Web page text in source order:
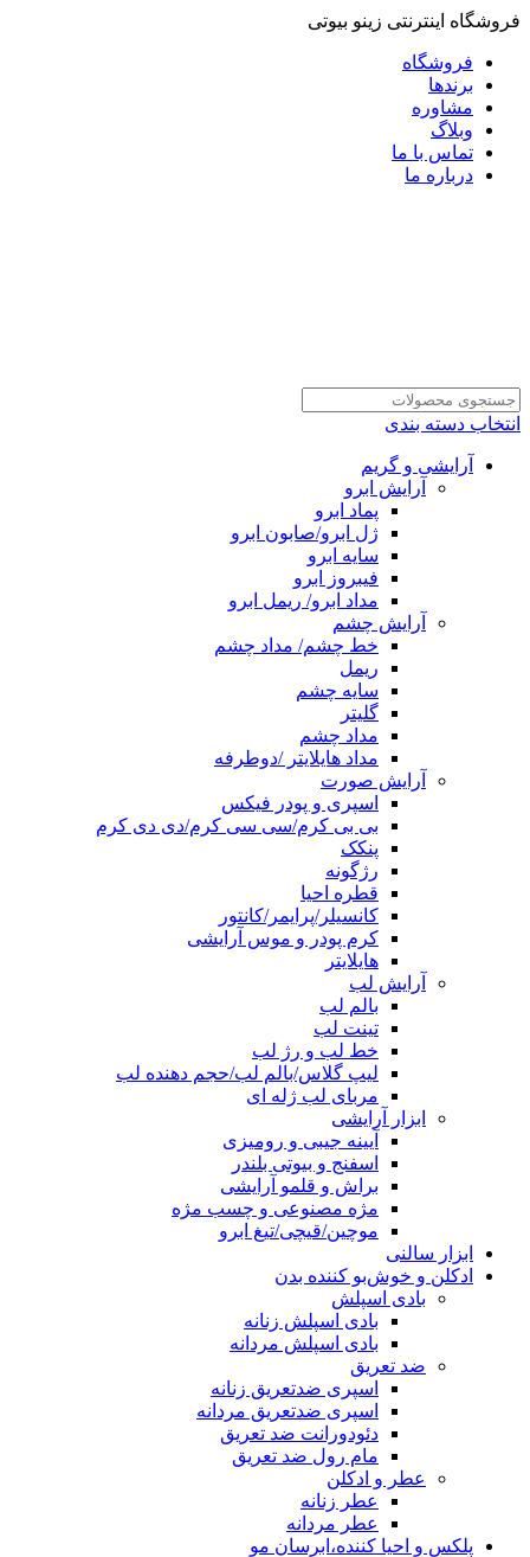
فروشگاه اینترنتی زینو بیوتی
فروشگاه
برندها
مشاوره
وبلاگ
تماس با ما
درباره ما
انتخاب دسته بندی
آرایشی و گریم
آرایش ابرو
پماد ابرو
ژل ابرو/صابون ابرو
سایه ابرو
فیبروز ابرو
مداد ابرو/ ریمل ابرو
آرایش چشم
خط چشم/ مداد چشم
ریمل
سایه چشم
گلیتر
مداد چشم
مداد هایلایتر /دوطرفه
آرایش صورت
اسپری و پودر فیکس
بی بی کرم/سی سی کرم/دی دی کرم
پنکک
رژگونه
قطره احیا
کانسیلر/پرایمر/کانتور
کرم پودر و موس آرایشی
هایلایتر
آرایش لب
بالم لب
تینت لب
خط لب و رژ لب
لیپ گلاس/بالم لب/حجم دهنده لب
مربای لب ژله ای
ابزار آرایشی
آیینه جیبی و رومیزی
اسفنج و بیوتی بلندر
براش و قلمو آرایشی
مژه مصنوعی و چسب مژه
موچین/قیچی/تیغ ابرو
ابزار سالنی
ادکلن و خوش‌بو کننده بدن
بادی اسپلش
بادی اسپلش زنانه
بادی اسپلش مردانه
ضد تعریق
اسپری ضدتعریق زنانه
اسپری ضدتعریق مردانه
دئودورانت ضد تعریق
مام رول ضد تعریق
عطر و ادکلن
عطر زنانه
عطر مردانه
پلکس و احیا کننده،ابرسان مو